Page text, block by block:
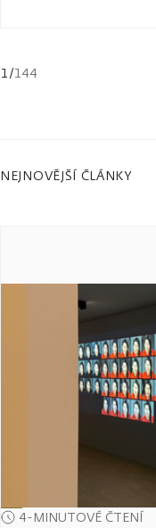
1/144
NEJNOVĚJŠÍ ČLÁNKY
4-MINUTOVÉ ČTENÍ